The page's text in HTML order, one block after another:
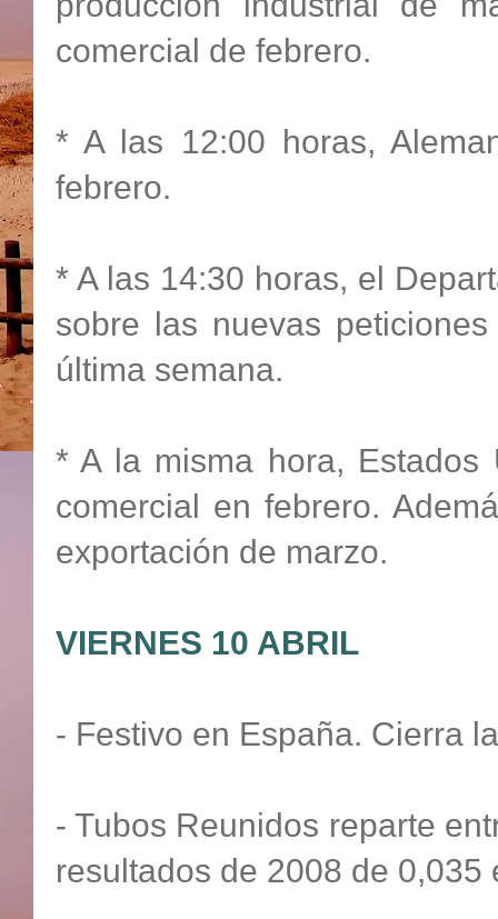
comercial de febrero.
* A las 12:00 horas,
febrero.
* A las 14:30 horas, el
sobre las nuevas
última semana.
* A la misma hora,
comercial en febrero.
exportación de marzo.
VIERNES 10 ABRIL
- Festivo en España. Cierra
- Tubos Reunidos reparte
resultados de 2008 de 0,035